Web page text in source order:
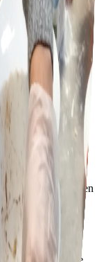
examen, met
of het
je met vertrouwen
en kijken we